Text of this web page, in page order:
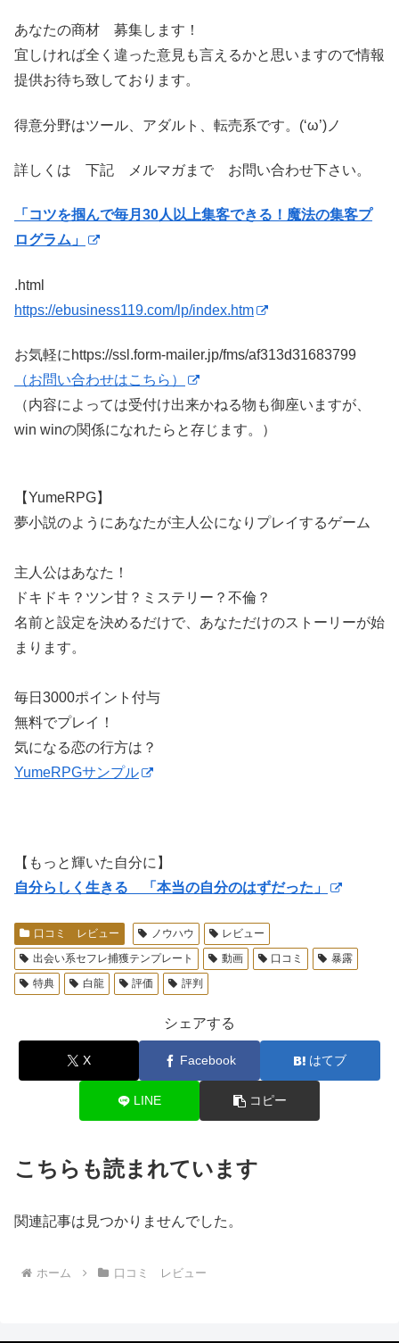
あなたの商材 募集します！
宜しければ全く違った意見も言えるかと思いますので情報
提供お待ち致しております。
得意分野はツール、アダルト、転売系です。(‘ω’)ノ
詳しくは 下記 メルマガまで お問い合わせ下さい。
「コツを掴んで毎月30人以上集客できる！魔法の集客プ
ログラム」
.html
https://ebusiness119.com/lp/index.htm
お気軽にhttps://ssl.form-mailer.jp/fms/af313d31683799
（お問い合わせはこちら）
（内容によっては受付け出来かねる物も御座いますが、
win winの関係になれたらと存じます。）
【YumeRPG】
夢小説のようにあなたが主人公になりプレイするゲーム
主人公はあなた！
ドキドキ？ツン甘？ミステリー？不倫？
名前と設定を決めるだけで、あなただけのストーリーが始
まります。
毎日3000ポイント付与
無料でプレイ！
気になる恋の行方は？
YumeRPGサンプル
【もっと輝いた自分に】
自分らしく生きる 「本当の自分のはずだった」
口コミ レビュー ノウハウ
レビュー
出会い系セフレ捕獲テンプレート
動画 口コミ
暴露
特典
白龍 評価 評判
シェアする
X Facebook はてブ
LINE コピー
こちらも読まれています
関連記事は見つかりませんでした。
ホーム 口コミ レビュー